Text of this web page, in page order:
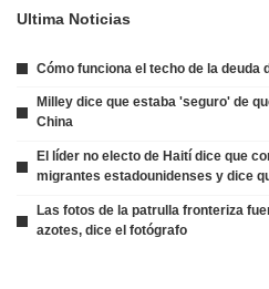
Ultima Noticias
Cómo funciona el techo de la deuda
Milley dice que estaba 'seguro' de
China
El líder no electo de Haití dice que
migrantes estadounidenses y dice
Las fotos de la patrulla fronteriza
azotes, dice el fotógrafo